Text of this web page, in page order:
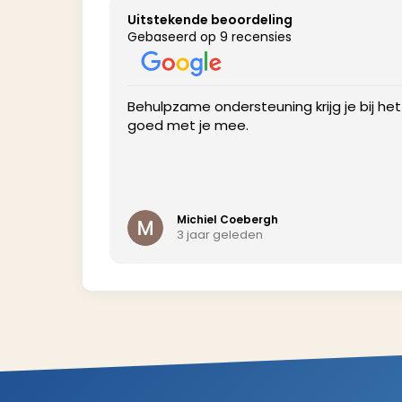
Uitstekende beoordeling
Gebaseerd op 9 recensies
Behulpzame ondersteuning krijg je bij
goed met je mee.
Michiel Coebergh
3 jaar geleden